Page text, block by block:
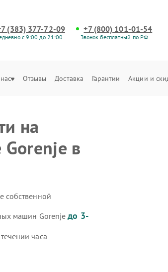
(383) 377-72-09
с 9:00 до 21:00
+7 (800) 101-01-54
Звонок бесплатный по РФ
Отзывы Доставка Гарантии Акции и
на
в
собственной
машин Gorenjeдо 3-
часа